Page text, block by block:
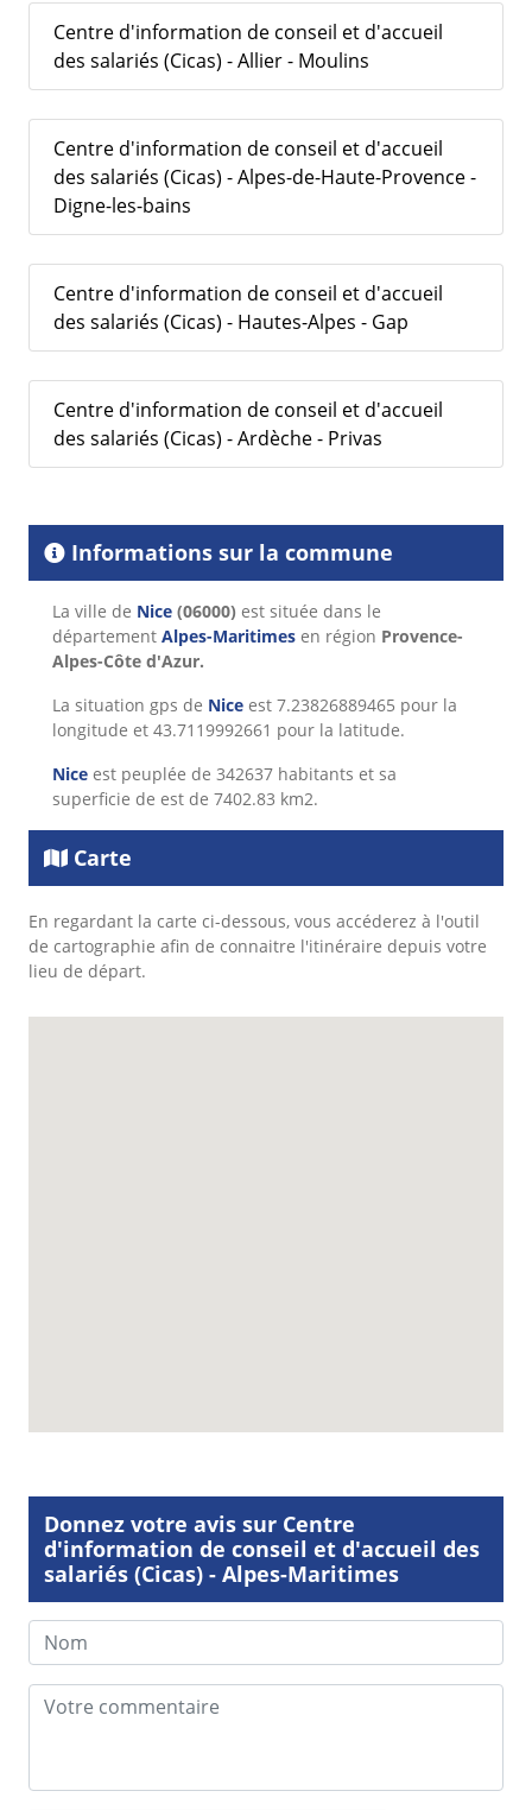
Centre d'information de conseil et d'accueil
des salariés (Cicas) - Allier - Moulins
Centre d'information de conseil et d'accueil
des salariés (Cicas) - Alpes-de-Haute-Provence -
Digne-les-bains
Centre d'information de conseil et d'accueil
des salariés (Cicas) - Hautes-Alpes - Gap
Centre d'information de conseil et d'accueil
des salariés (Cicas) - Ardèche - Privas
Informations sur la commune
La ville de Nice (06000) est située dans le
département Alpes-Maritimes en région Provence-
Alpes-Côte d'Azur.
La situation gps de Nice est 7.23826889465 pour la
longitude et 43.7119992661 pour la latitude.
Nice est peuplée de 342637 habitants et sa
superficie de est de 7402.83 km2.
Carte
En regardant la carte ci-dessous, vous accéderez à l'outil
de cartographie afin de connaitre l'itinéraire depuis votre
lieu de départ.
Donnez votre avis sur Centre
d'information de conseil et d'accueil des
salariés (Cicas) - Alpes-Maritimes